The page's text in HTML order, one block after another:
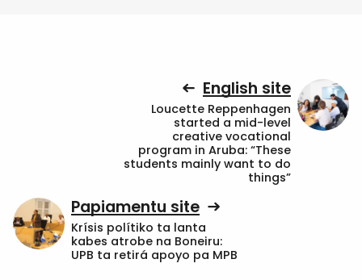
English site
Loucette Reppenhagen
started a mid-level
creative vocational
program in Aruba: “These
students mainly want to do
things”
Papiamentu site
Krísis polítiko ta lanta
kabes atrobe na Boneiru:
UPB ta retirá apoyo pa MPB